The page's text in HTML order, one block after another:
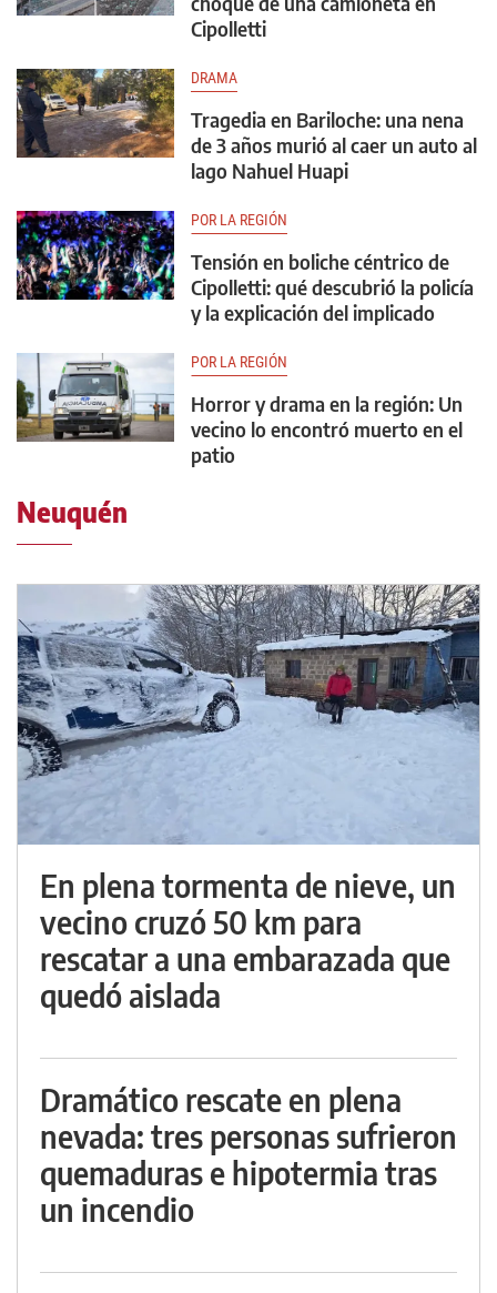
Cipolletti
DRAMA
Tragedia en Bariloche: una nena
de 3 años murió al caer un auto al
lago Nahuel Huapi
POR LA REGIÓN
Tensión en boliche céntrico de
Cipolletti: qué descubrió la policía
y la explicación del implicado
POR LA REGIÓN
Horror y drama en la región: Un
vecino lo encontró muerto en el
patio
Neuquén
En plena tormenta de nieve, un
vecino cruzó 50 km para
rescatar a una embarazada que
quedó aislada
Dramático rescate en plena
nevada: tres personas sufrieron
quemaduras e hipotermia tras
un incendio